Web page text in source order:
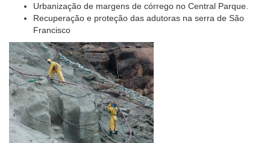
Urbanização de margens de córrego no Central Parque.
Recuperação e proteção das adutoras na serra de São
Francisco